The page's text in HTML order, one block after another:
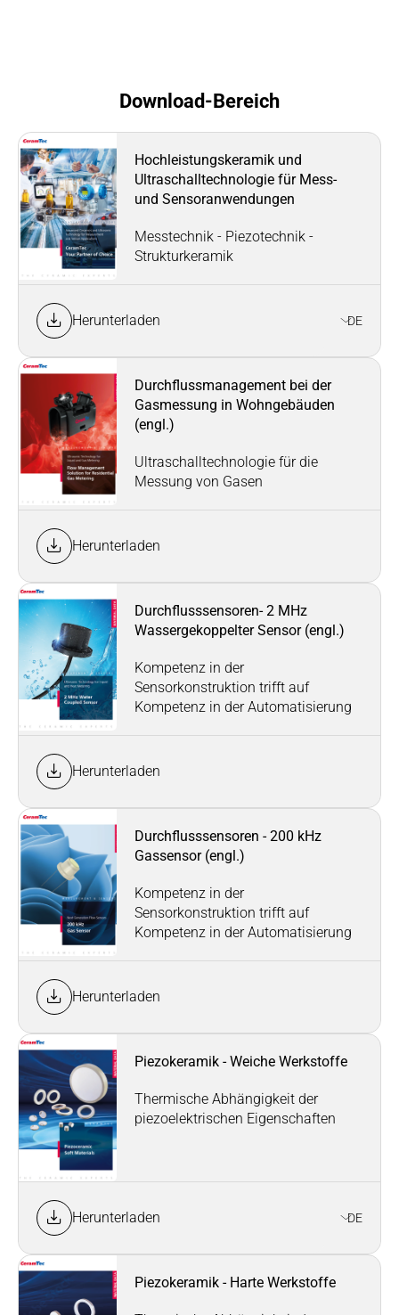
Download-Bereich
Hochleistungskeramik und
Ultraschalltechnologie für Mess-
und Sensoranwendungen
Messtechnik - Piezotechnik -
Strukturkeramik
Herunterladen DE
Durchflussmanagement bei der
Gasmessung in Wohngebäuden
(engl.)
Ultraschalltechnologie für die
Messung von Gasen
Herunterladen
Durchflusssensoren- 2 MHz
Wassergekoppelter Sensor (engl.)
Kompetenz in der
Sensorkonstruktion trifft auf
Kompetenz in der Automatisierung
Herunterladen
Durchflusssensoren - 200 kHz
Gassensor (engl.)
Kompetenz in der
Sensorkonstruktion trifft auf
Kompetenz in der Automatisierung
Herunterladen
Piezokeramik - Weiche Werkstoffe
Thermische Abhängigkeit der
piezoelektrischen Eigenschaften
Herunterladen DE
Piezokeramik - Harte Werkstoffe